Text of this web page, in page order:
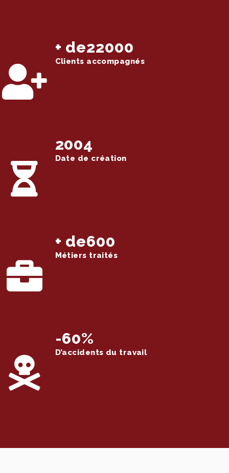
+ de22000
Clients accompagnés
2004
Date de création
+ de600
Métiers traités
-60%
D’accidents du travail